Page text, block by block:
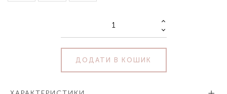
ДОДАТИ В КОШИК